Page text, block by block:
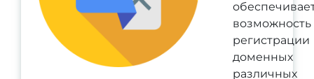
возможность